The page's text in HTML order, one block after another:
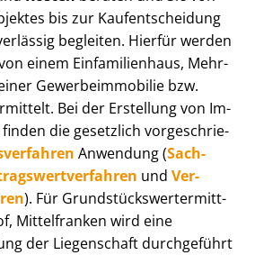
bis zur Kauf­ent­schei­dung
begleiten. Hierfür werden
einem Einfamilienhaus, Mehr­
Ge­wer­be­im­mo­bi­lie bzw.
Bei der Erstellung von Im­
die gesetzlich vor­ge­schrie­
Anwendung (Sach­
und Ver­
). Für Grund­stücks­wert­ermitt­
Mittelfranken wird eine
der Liegenschaft durchgeführt